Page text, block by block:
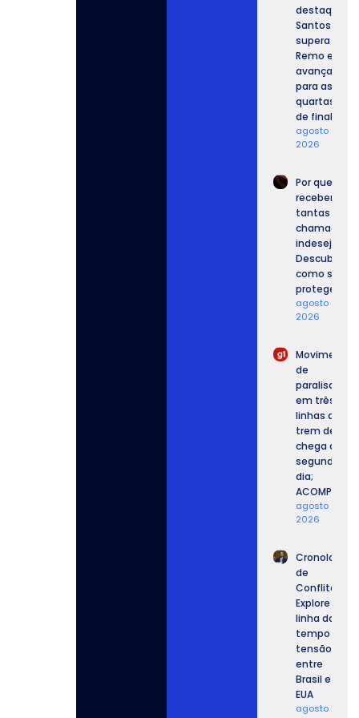
destaque,
Santos
supera o
Remo e
avança
para as
quartas
de final.
agosto 6,
2026
Por que
recebemos
tantas
chamadas
Descubra
como se
proteger.
agosto 6,
2026
Movimento
de
paralisação
em três
linhas de
trem de SP
chega ao
segundo
dia;
ACOMPANHE.
agosto 6,
2026
Cronologia
de
Conflitos:
Explore a
linha do
tempo da
tensão
entre
Brasil e
EUA
agosto 5,